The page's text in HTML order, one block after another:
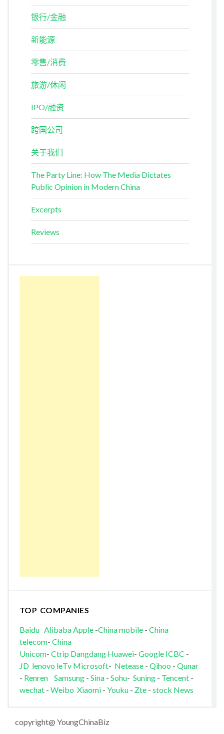
银行/金融
新能源
零售/消费
旅游/休闲
IPO/融资
跨国公司
关于我们
The Party Line: How The Media Dictates
Public Opinion in Modern China
Excerpts
Reviews
TOP COMPANIES
Baidu AlibabaApple-China mobile- China
telecom- China
Unicom- Ctrip Dangdang Huawei- Google ICBC -
JD lenovo leTv Microsoft- Netease- Qihoo - Qunar
- Renren Samsung- Sina- Sohu- Suning- Tencent-
wechat - Weibo Xiaomi- Youku - Zte- stock News
copyright@ YoungChinaBiz